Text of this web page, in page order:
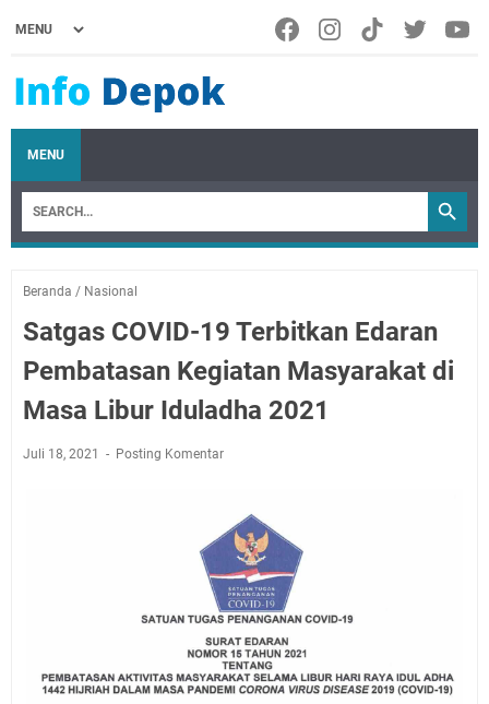
MENU
Beranda / Nasional
Satgas COVID-19 Terbitkan Edaran
Pembatasan Kegiatan Masyarakat di
Masa Libur Iduladha 2021
Juli 18, 2021 Posting Komentar